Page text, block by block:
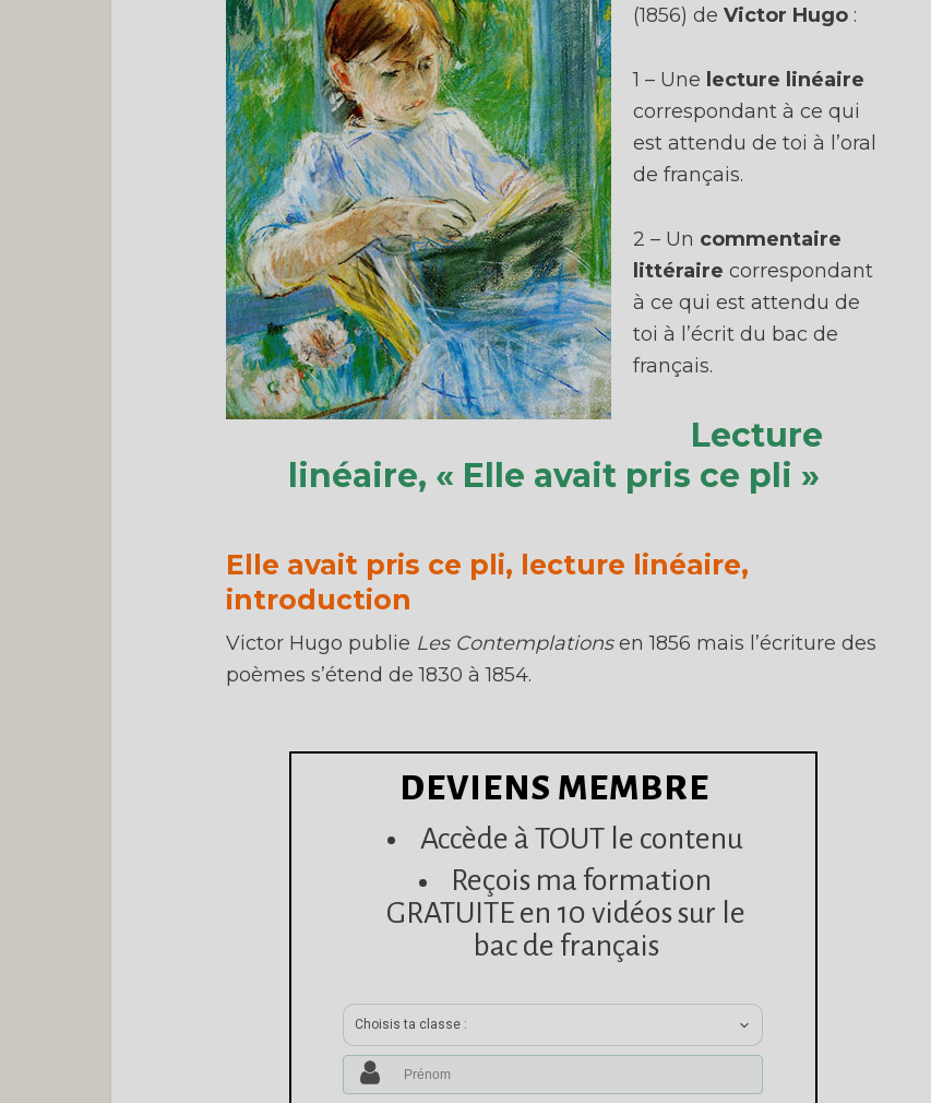
(1856) de Victor Hugo :
1 – Une lecture linéaire
correspondant à ce qui
est attendu de toi à l’oral
de français.
2 – Un commentaire
littéraire correspondant
à ce qui est attendu de
toi à l’écrit du bac de
français.
Lecture
linéaire, « Elle avait pris ce pli »
Elle avait pris ce pli, lecture linéaire,
introduction
Victor Hugo publie Les Contemplationsen 1856 mais l’écriture des
poèmes s’étend de 1830 à 1854.
DEVIENS MEMBRE
Accède à TOUT le contenu
Reçois ma formation
GRATUITE en 10 vidéos sur le
bac de français
Choisis ta classe :